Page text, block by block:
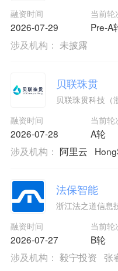
融资时间
2026-07-29
当前轮
Pre-A
涉及机构： 未披露
贝联珠贯
贝联珠贯科技（
融资时间
2026-07-28
当前轮
A轮
涉及机构： 阿里云
法保智能
浙江法之道信息
融资时间
2026-07-27
当前轮
B轮
涉及机构： 毅宁投资 张